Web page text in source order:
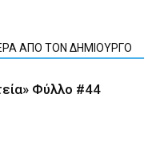
ΑΠΟ ΤΟΝ ΔΗΜΙΟΥΡΓΟ
Φύλλο #44